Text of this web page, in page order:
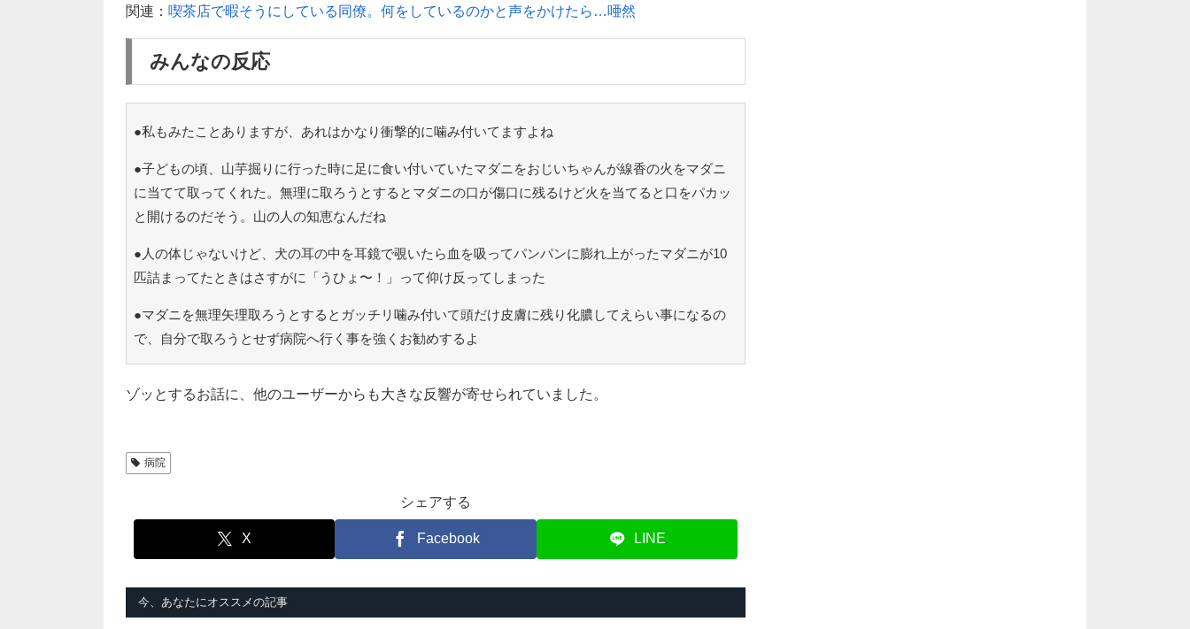
関連： 喫茶店で暇そうにしている同僚。何をしているのかと声をかけたら…唖然
みんなの反応
●私もみたことありますが、あれはかなり衝撃的に噛み付いてますよね
●子どもの頃、山芋掘りに行った時に足に食い付いていたマダニをおじいちゃんが線香の火をマダニ
に当てて取ってくれた。無理に取ろうとするとマダニの口が傷口に残るけど火を当てると口をパカッ
と開けるのだそう。山の人の知恵なんだね
●人の体じゃないけど、犬の耳の中を耳鏡で覗いたら血を吸ってパンパンに膨れ上がったマダニが10
匹詰まってたときはさすがに「うひょ〜！」って仰け反ってしまった
●マダニを無理矢理取ろうとするとガッチリ噛み付いて頭だけ皮膚に残り化膿してえらい事になるの
で、自分で取ろうとせず病院へ行く事を強くお勧めするよ
ゾッとするお話に、他のユーザーからも大きな反響が寄せられていました。
病院
シェアする
X Facebook LINE
今、あなたにオススメの記事